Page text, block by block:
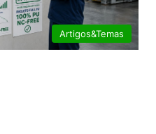
Artigos&Temas